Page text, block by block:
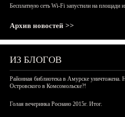
Бесплатную сеть Wi-Fi запустили на площади
Архив новостей >>
ИЗ БЛОГОВ
Районная библиотека в Амурске уничтожена.
Островского в Комсомольске?!
Голая вечеринка Роснано 2015г. Итог.